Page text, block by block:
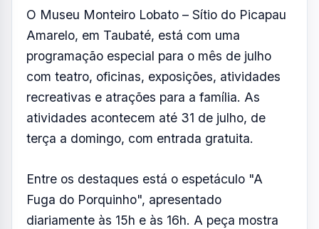
O Museu Monteiro Lobato – Sítio do Picapau
Amarelo, em Taubaté, está com uma
programação especial para o mês de julho
com teatro, oficinas, exposições, atividades
recreativas e atrações para a família. As
atividades acontecem até 31 de julho, de
terça a domingo, com entrada gratuita.
Entre os destaques está o espetáculo "A
Fuga do Porquinho", apresentado
diariamente às 15h e às 16h. A peça mostra